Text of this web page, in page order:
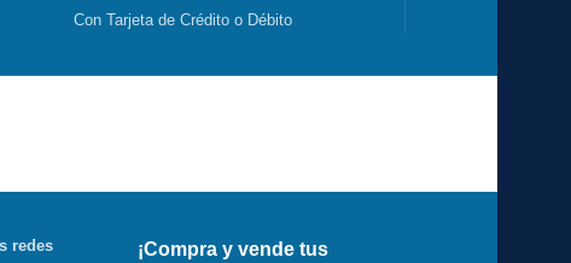
Con Tarjeta de Crédito o Débito
redes
¡Compra y vende tus